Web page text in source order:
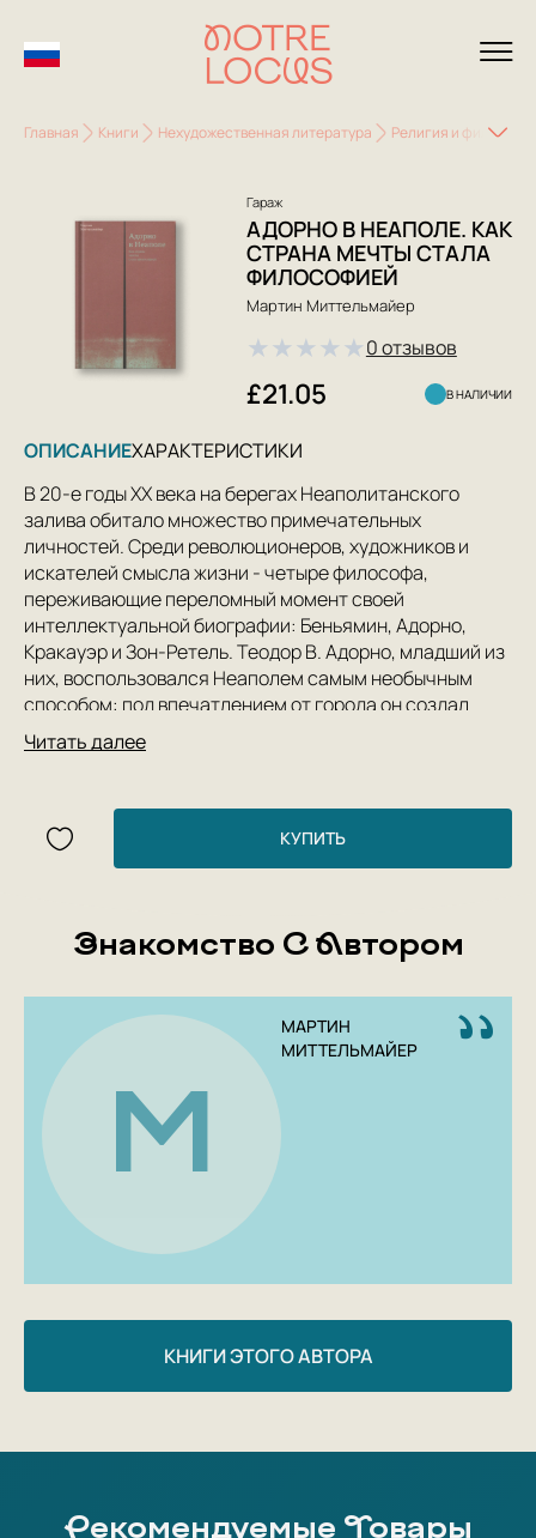
Главная Книги Нехудожественная литература Религия и
Гараж
АДОРНО В НЕАПОЛЕ. КАК
СТРАНА МЕЧТЫ СТАЛА
ФИЛОСОФИЕЙ
Мартин Миттельмайер
★★★★★0 отзывов
£21.05 В НАЛИЧИИ
ОПИСАНИЕХАРАКТЕРИСТИКИ
В 20-е годы ХХ века на берегах Неаполитанского
залива обитало множество примечательных
личностей. Среди революционеров, художников и
искателей смысла жизни - четыре философа,
переживающие переломный момент своей
интеллектуальной биографии: Беньямин, Адорно,
Кракауэр и Зон-Ретель. Теодор В. Адорно, младший из
них, воспользовался Неаполем самым необычным
способом: под впечатлением от города он создал
теорию, выстроенную вокруг катастрофы, о которой
пока ничего не знает окружающий ее благодатный
предлагает совершенно по-новому взглянуть на
знаменитого философа, культовый статус теорий
которого зачастую скрывает их истинный смысл.
строгой. Эти истоки - в пестрой средиземноморской
жизни, в мягком туфе, в шуме прибоя на берегах,
когда-то населенных сиренами, в мрачном,
доисторическом Позитано и в устрашающих морских
гадах из знаменитого неаполитанского аквариума. . .
Читать далее
КУПИТЬ
Знакомство С Автором
М
МАРТИН
МИТТЕЛЬМАЙЕР
КНИГИ ЭТОГО АВТОРА
Рекомендуемые Товары